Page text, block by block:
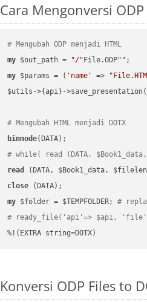
Cara Mengonversi
# Mengubah ODP menjadi HTML
my $out_path = "/" File.ODP""
my $params = ( 'name' =>
$utils->{api}-
# Mengubah HTML menjadi DOTX
binmode
# while( read (DATA,
read
close
my $folder = $TEMPFOLDER; #
# ready_file('api'=> $api,
%!(EXTRA string=DOTX)
Konversi ODP Files to